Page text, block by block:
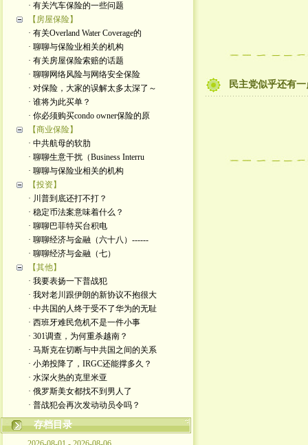
· 有关汽车保险的一些问题
【房屋保险】
· 有关Overland Water Coverage的
· 聊聊与保险业相关的机构
· 有关房屋保险索赔的话题
· 聊聊网络风险与网络安全保险
· 对保险，大家的误解太多太深了～
· 谁将为此买单？
· 你必须购买condo owner保险的原
【商业保险】
· 中共航母的软肋
· 聊聊生意干扰（Business Interru
· 聊聊与保险业相关的机构
【投资】
· 川普到底还打不打？
· 稳定币法案意味着什么？
· 聊聊巴菲特买台积电
· 聊聊经济与金融（六十八）------
· 聊聊经济与金融（七）
【其他】
· 我要表扬一下普战犯
· 我对老川跟伊朗的新协议不抱很大
· 中共国的人终于受不了华为的无耻
· 西班牙难民危机不是一件小事
· 301调查，为何重杀越南？
· 马斯克在切断与中共国之间的关系
· 小弟投降了，IRGC还能撑多久？
· 水深火热的克里米亚
· 俄罗斯美女都找不到男人了
· 普战犯会再次发动动员令吗？
存档目录
民主党似乎还有